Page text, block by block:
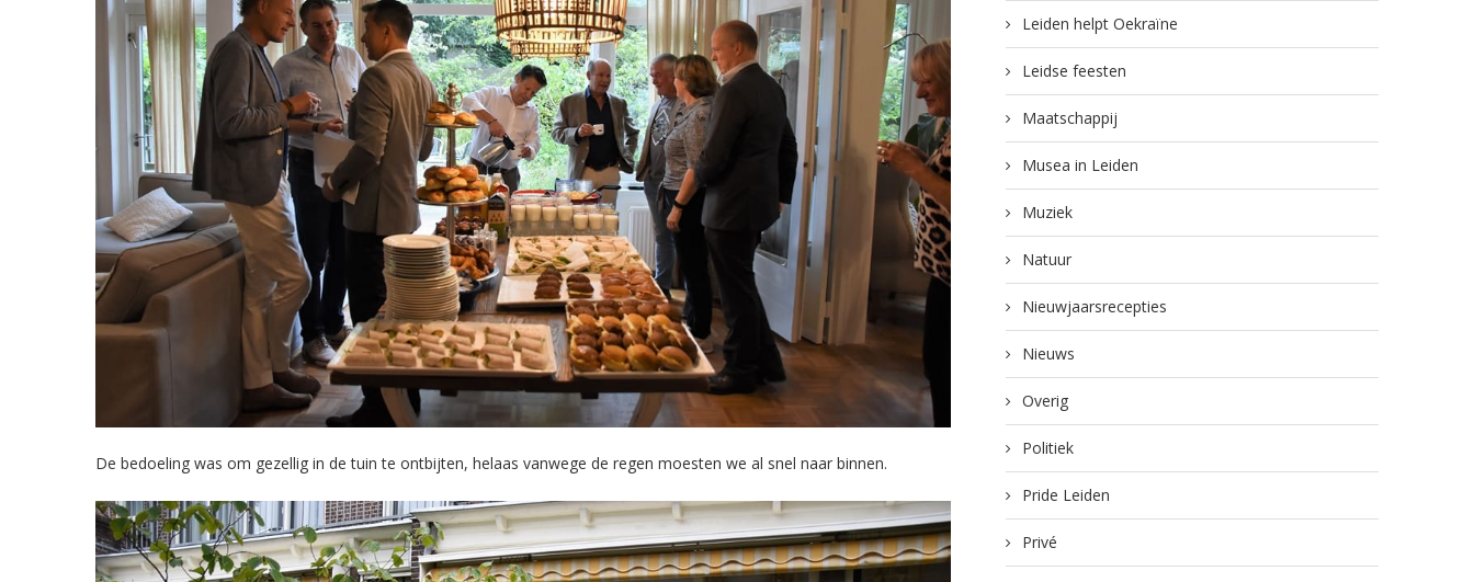
De bedoeling was om gezellig in de tuin te ontbijten, helaas vanwege de regen moesten we al snel naar binnen.
Leiden helpt Oekraïne
Leidse feesten
Maatschappij
Musea in Leiden
Muziek
Natuur
Nieuwjaarsrecepties
Nieuws
Overig
Politiek
Pride Leiden
Privé